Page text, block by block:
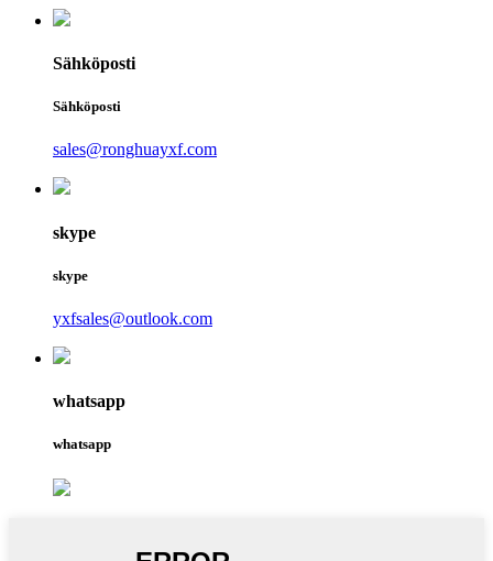
Sähköposti
Sähköposti
sales@ronghuayxf.com
skype
skype
yxfsales@outlook.com
whatsapp
whatsapp